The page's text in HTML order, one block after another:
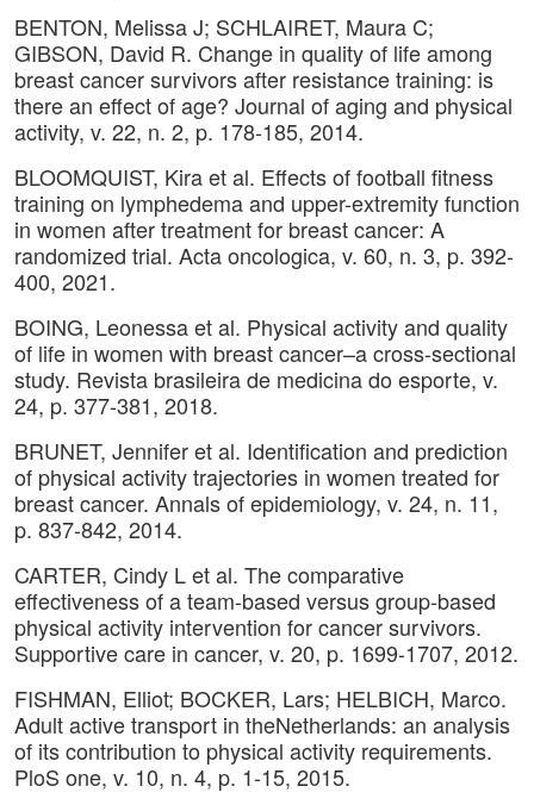
BENTON, Melissa J; SCHLAIRET, Maura C;
GIBSON, David R. Change in quality of life among
breast cancer survivors after resistance training: is
there an effect of age? Journal of aging and physical
activity, v. 22, n. 2, p. 178-185, 2014.
BLOOMQUIST, Kira et al. Effects of football fitness
training on lymphedema and upper-extremity function
in women after treatment for breast cancer: A
randomized trial. Acta oncologica, v. 60, n. 3, p. 392-
400, 2021.
BOING, Leonessa et al. Physical activity and quality
of life in women with breast cancer–a cross-sectional
study. Revista brasileira de medicina do esporte, v.
24, p. 377-381, 2018.
BRUNET, Jennifer et al. Identification and prediction
of physical activity trajectories in women treated for
breast cancer. Annals of epidemiology, v. 24, n. 11,
p. 837-842, 2014.
CARTER, Cindy L et al. The comparative
effectiveness of a team-based versus group-based
physical activity intervention for cancer survivors.
Supportive care in cancer, v. 20, p. 1699-1707, 2012.
FISHMAN, Elliot; BOCKER, Lars; HELBICH, Marco.
Adult active transport in theNetherlands: an analysis
of its contribution to physical activity requirements.
PloS one, v. 10, n. 4, p. 1-15, 2015.